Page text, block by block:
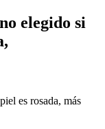
elegido si